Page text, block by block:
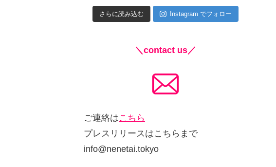
さらに読み込む Instagram でフォロー
＼contact us／
ご連絡はこちら
プレスリリースはこちらまで
info@nenetai.tokyo